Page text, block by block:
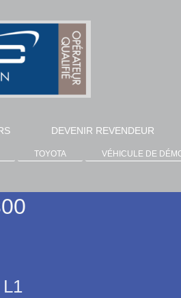
DEVENIR REVENDEUR
TOYOTA VÉHICULE DE